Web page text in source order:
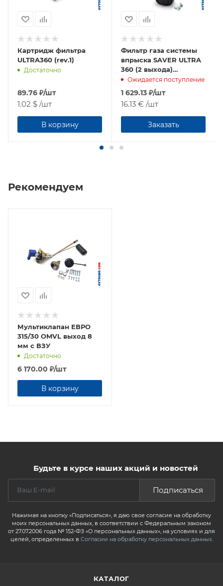
Картридж фильтра
ULTRA360 (rev.1)
Достаточно
89.76 ₽/шт
1.02 $ /шт
В корзину
Фильтр газа системы
впрыска SAVER ULTRA
360 (2 выхода)
вихревой с
сепаратором
конденсата
Ожидается поступление
1 629.13 ₽/шт
16.13 € /шт
Заказать
Рекомендуем
Мультиклапан ЕВРО
315/30 OMVL выход 8
мм с ВЗУ
Достаточно
6 170.00 ₽/шт
В корзину
Будьте в курсе наших акций и новостей
Подписаться
Нажимая на кнопку «Подписаться», я даю свое согласие на обработку
моих персональных данных, в соответствии с Федеральным законом
от 27.07.2006 года № 152-ФЗ «О персональных данных», на условиях и для
целей, определенных в Согласии на обработку персональных данных.
КАТАЛОГ